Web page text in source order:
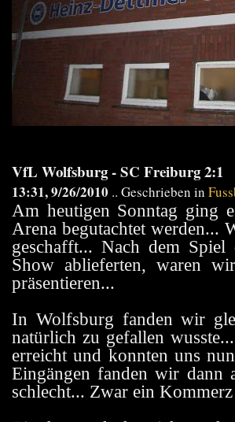
VfL Wolfsburg - SC Freiburg 2:1
13:31, 9/26/2010 .. Geschrieben in
Am heutigen Sonntag ging
Arena begutachtet werden...
geschafft... Nach dem
Show ablieferten, waren
präsentieren...
In Wolfsburg fanden wir
natürlich zu gefallen
erreicht und konnten uns
Eingängen fanden wir dann
schlecht... Zwar ein